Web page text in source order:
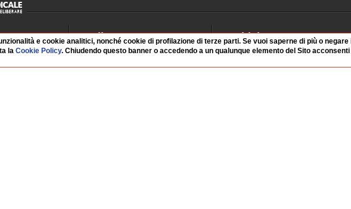
""Canapa web
cannabis.
0:59 Durata: 2 min 5
Radio
Palinsesto
Riascolta
Archivio
Videoparlamento
Istituzioni
e cookie analitici, nonché cookie di profilazione di terze parti. Se vuoi saperne di più o
laCookie Policy. Chiudendo questo banner o accedendo a un qualunque elemento del Sito